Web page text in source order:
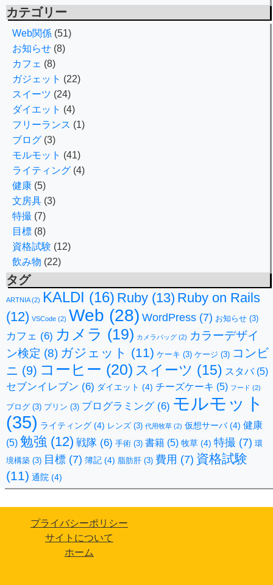
カテゴリー
Web関係 (51)
お知らせ (8)
カフェ (8)
ガジェット (22)
スイーツ (24)
ダイエット (4)
フリーランス (1)
ブログ (3)
モルモット (41)
ライティング (4)
健康 (5)
文房具 (3)
特撮 (7)
目標 (8)
資格試験 (12)
飲み物 (22)
タグ
ARTNIA(2) KALDI (16) Ruby (13) Ruby on Rails
(12) VSCode (2) Web (28) WordPress (7) お知らせ (3)
カフェ (6) カメラ (19) カメラバッグ (2) カラーデザイ
ン検定 (8) ガジェット (11) ケーキ (3) ケージ (3) コンビ
ニ (9) コーヒー (20) スイーツ (15) スタバ(5)
セブンイレブン (6) ダイエット (4) チーズケーキ (5) フード (2)
ブログ (3) プリン (3) プログラミング(6) モルモット
(35) ライティング (4) レンズ (3) 代用牧草 (2) 仮想サーバ(4) 健康
(5) 勉強 (12) 戦隊 (6) 手術 (3) 書籍 (5) 牧草 (4) 特撮 (7) 環
境構築 (3) 目標 (7) 簿記 (4) 脂肪肝 (3) 費用 (7) 資格試験
(11) 通院 (4)
プライバシーポリシー
サイトについて
ホーム